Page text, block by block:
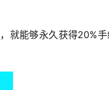
就能够永久获得20%